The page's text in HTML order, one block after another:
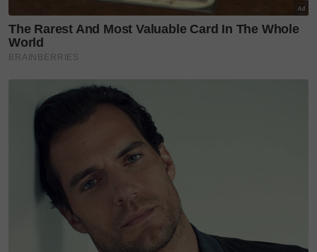
Nasihat ringkas itu mengajar nilai hormat,
kesederhanaan dan kebersamaan yang semakin
penting dalam kehidupan hari ini.
Hidayyah pula menjelaskan bahawa teromba
sebenarnya sangat dekat dengan kehidupan
seharian.
Antara ungkapan yang sering dipegang adalah "Tau
nan kocik kek nan godang, tau nan godang kek nan
tuo, tau nan tuo kek nan lamo-lamo." Maksudnya,
yang muda perlu menghormati orang lebih tua, yang
dewasa menghargai golongan berusia, manakala
mereka yang lebih tua pula terus menghormati